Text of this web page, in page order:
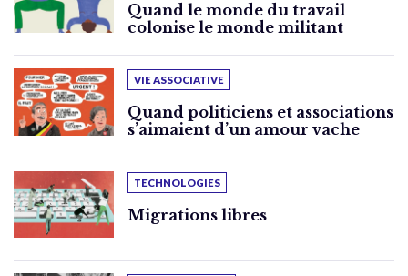
Quand le monde du travail
colonise le monde militant
VIE ASSOCIATIVE
Quand politiciens et associations
s’aimaient d’un amour vache
TECHNOLOGIES
Migrations libres